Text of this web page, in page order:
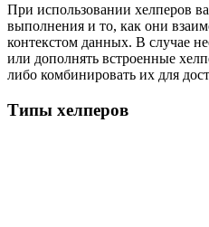
При использовании хелперов
выполнения и то, как они
контекстом данных. В случае
или дополнять встроенные
либо комбинировать их для
Типы хелперов